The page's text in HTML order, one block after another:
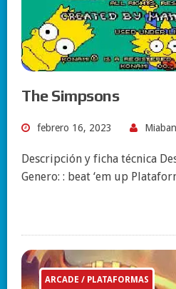
The Simpsons
febrero 16, 2023
Descripción y ficha técnica
Genero: : beat ‘em up
ARCADE / PLATAFORMAS